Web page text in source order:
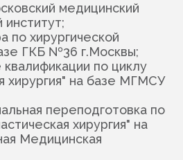
медицинский
институт;
по хирургической
ГКБ №36 г.Москвы;
по циклу
хирургия" на базе МГМСУ
переподготовка по
хирургия" на
Медицинская